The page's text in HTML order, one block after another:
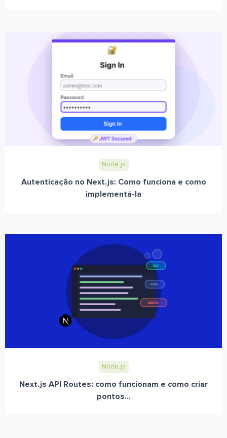
Node.js
Autenticação no Next.js: Como funciona e como
implementá-la
Node.js
Next.js API Routes: como funcionam e como criar
pontos...